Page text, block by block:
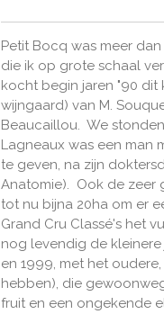
Petit Bocq was meer
die ik op grote schaal
kocht begin jaren "90 dit
wijngaard) van M.
Beaucaillou. We
Lagneaux was een man
te geven, na zijn
Anatomie). Ook de zeer
tot nu bijna 20ha om er
Grand Cru Classé's het
nog levendig de kleinere
en 1999, met het
hebben), die
fruit en een ongekende